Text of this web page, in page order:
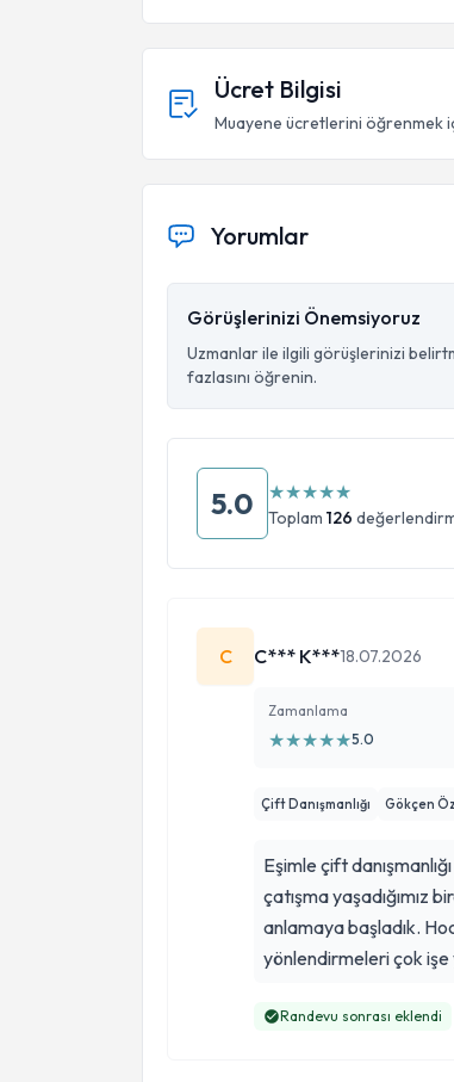
Ücret Bilgisi
Muayene ücretlerini öğrenmek
Yorumlar
Görüşlerinizi Önemsiyoruz
Uzmanlar ile ilgili görüşlerinizi
fazlasını öğrenin.
5.0 ★★★★★
Toplam 126
C C*** K***18.07.2026
Zamanlama
★★★★★5.0
Çift Danışmanlığı Gökçen
Eşimle çift
çatışma yaşadığımız
anlamaya başladık.
yönlendirmeleri çok işe
Randevu sonrası eklendi